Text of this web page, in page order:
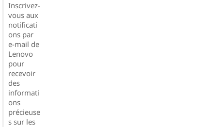
Inscrivez-
vous aux
notificati
ons par
e-mail de
Lenovo
pour
recevoir
des
informati
ons
précieuse
s sur les